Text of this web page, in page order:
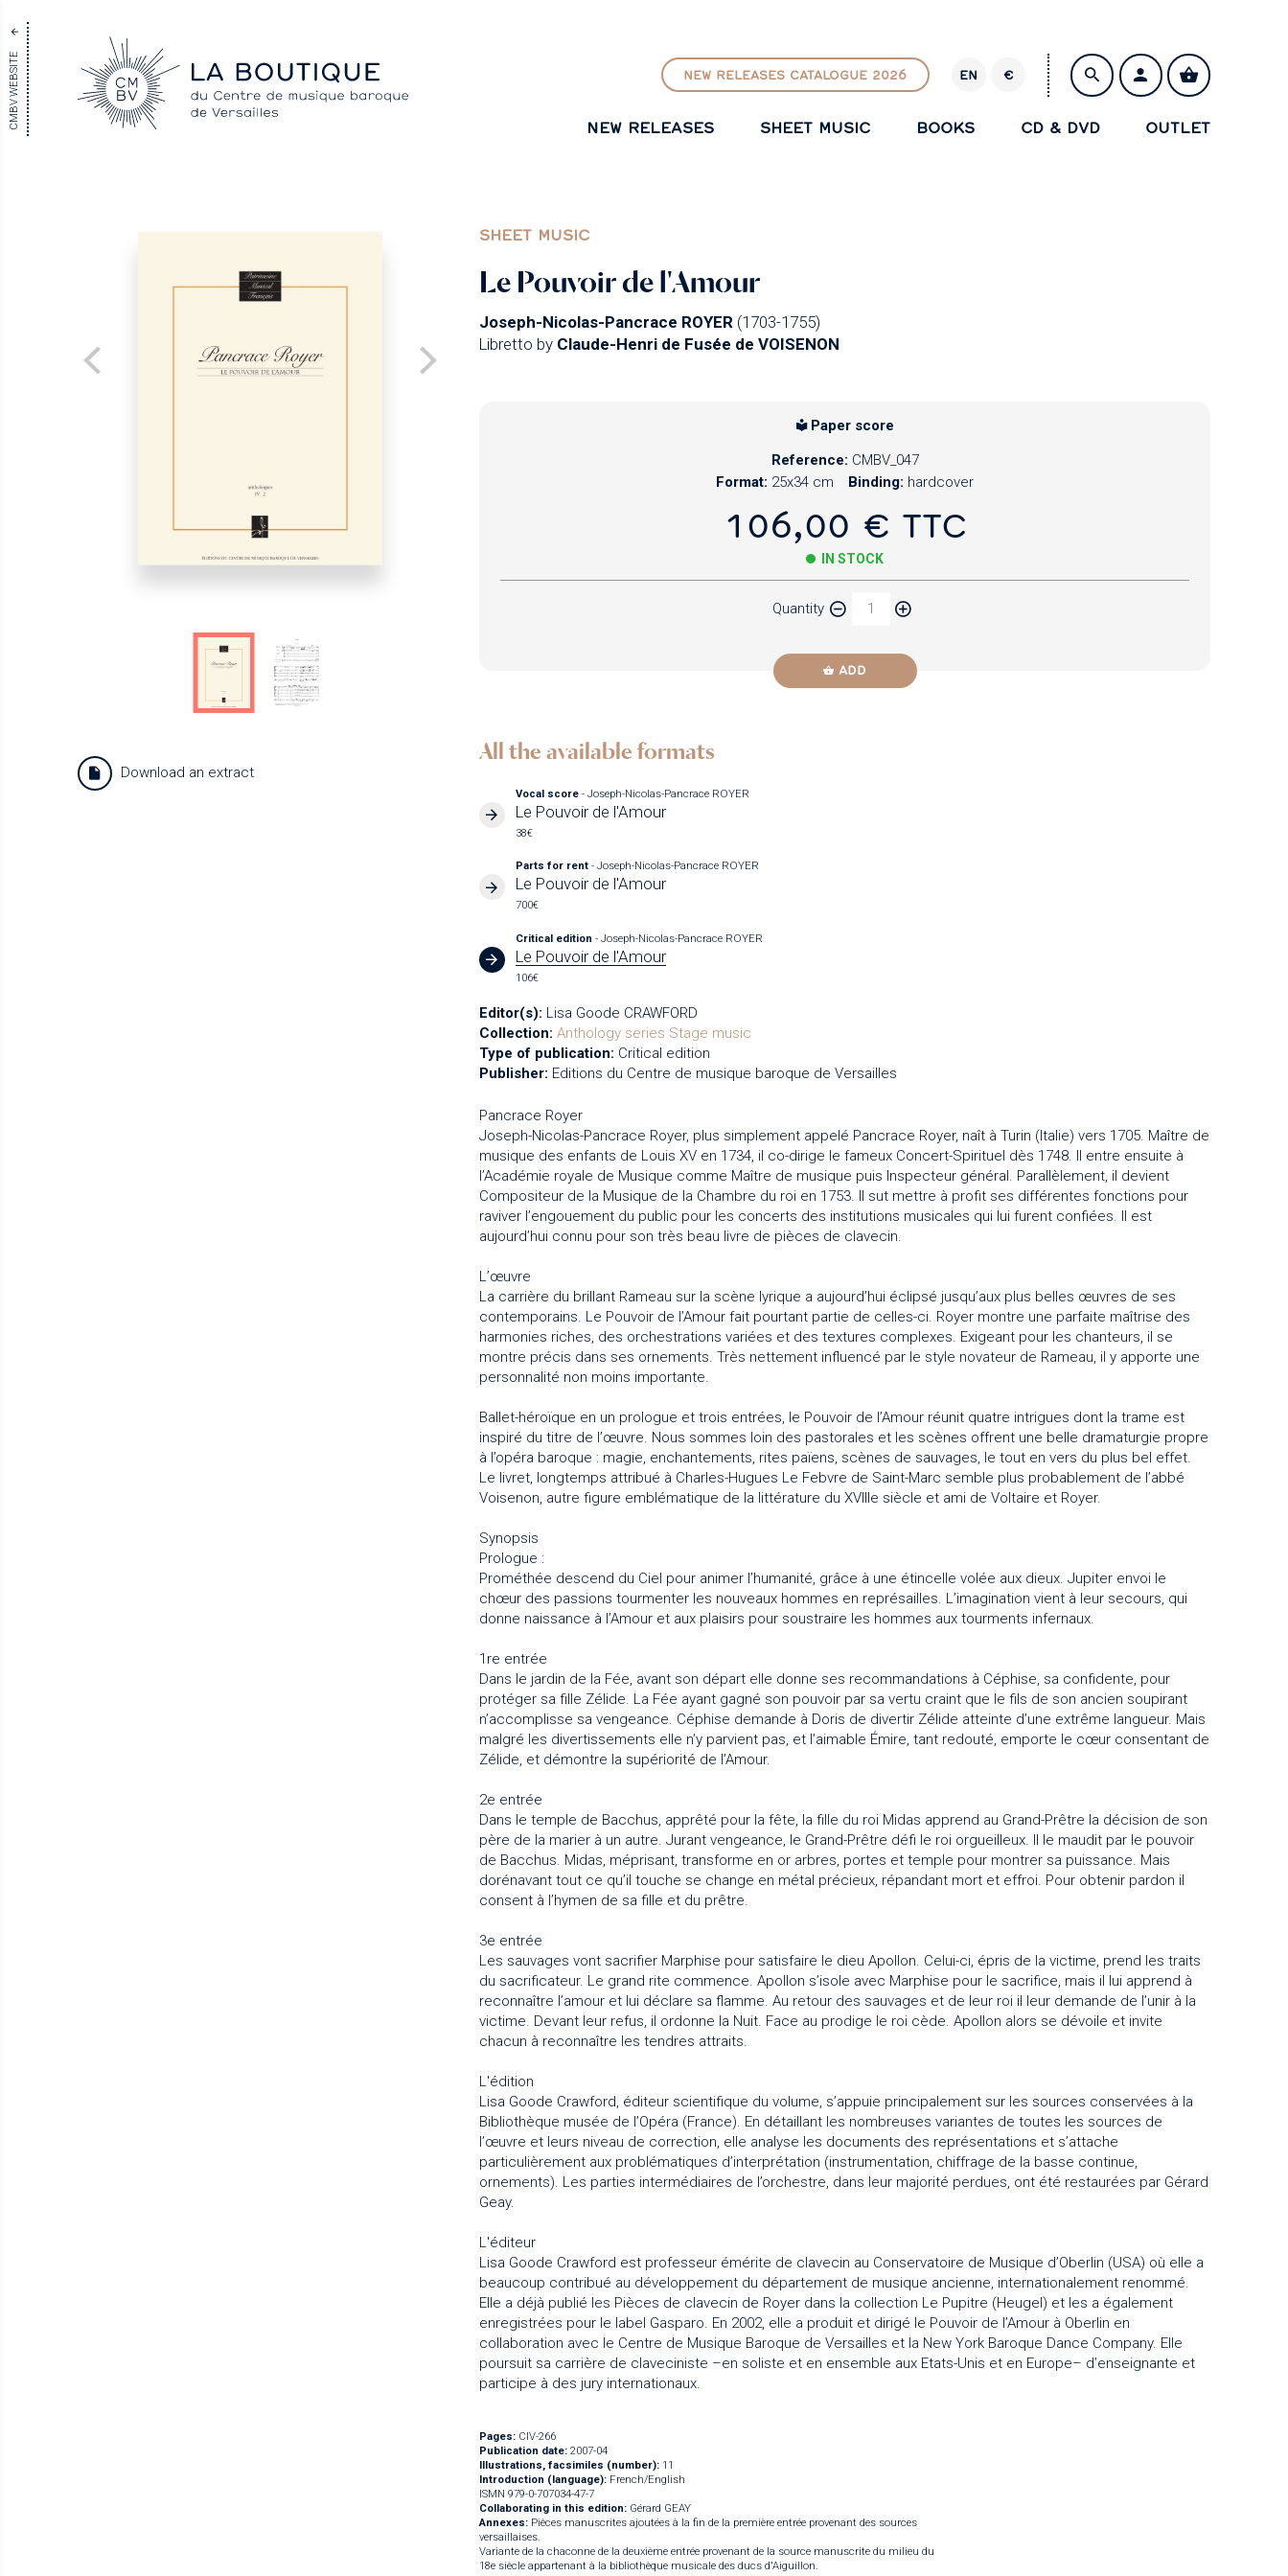
CMBV WEBSITE NEW RELEASES CATALOGUE 2026 EN
R
€
NEW RELEASES SHEET MUSIC BOOKS CD & DVD OUTLET
SHEET MUSIC
Le Pouvoir de l'Amour
Joseph-Nicolas-Pancrace ROYER (1703-1755)
Libretto by Claude-Henri de Fusée de VOISENON
Download an extract
Paper score
Reference: CMBV_047
Format: 25x34 cm Binding: hardcover
106,00 € TTC
IN STOCK
Quantity
ADD
All the available formats
Vocal score- Joseph-Nicolas-Pancrace ROYER
Le Pouvoir de l'Amour
38€
Parts for rent- Joseph-Nicolas-Pancrace ROYER
Le Pouvoir de l'Amour
700€
Critical edition- Joseph-Nicolas-Pancrace ROYER
Le Pouvoir de l'Amour
106€
Editor(s): Lisa Goode CRAWFORD
Collection: Anthology series Stage music
Type of publication: Critical edition
Publisher: Editions du Centre de musique baroque de Versailles
Pancrace Royer
Joseph-Nicolas-Pancrace Royer, plus simplement appelé Pancrace Royer, naît à Turin (Italie) vers 1705. Maître de
musique des enfants de Louis XV en 1734, il co-dirige le fameux Concert-Spirituel dès 1748. Il entre ensuite à
l’Académie royale de Musique comme Maître de musique puis Inspecteur général. Parallèlement, il devient
Compositeur de la Musique de la Chambre du roi en 1753. Il sut mettre à profit ses différentes fonctions pour
raviver l’engouement du public pour les concerts des institutions musicales qui lui furent confiées. Il est
aujourd’hui connu pour son très beau livre de pièces de clavecin.
L’œuvre
La carrière du brillant Rameau sur la scène lyrique a aujourd’hui éclipsé jusqu’aux plus belles œuvres de ses
contemporains. Le Pouvoir de l’Amour fait pourtant partie de celles-ci. Royer montre une parfaite maîtrise des
harmonies riches, des orchestrations variées et des textures complexes. Exigeant pour les chanteurs, il se
montre précis dans ses ornements. Très nettement influencé par le style novateur de Rameau, il y apporte une
personnalité non moins importante.
Ballet-héroïque en un prologue et trois entrées, le Pouvoir de l’Amour réunit quatre intrigues dont la trame est
inspiré du titre de l’œuvre. Nous sommes loin des pastorales et les scènes offrent une belle dramaturgie propre
à l’opéra baroque : magie, enchantements, rites païens, scènes de sauvages, le tout en vers du plus bel effet.
Le livret, longtemps attribué à Charles-Hugues Le Febvre de Saint-Marc semble plus probablement de l’abbé
Voisenon, autre figure emblématique de la littérature du XVIIIe siècle et ami de Voltaire et Royer.
Synopsis
Prologue :
Prométhée descend du Ciel pour animer l’humanité, grâce à une étincelle volée aux dieux. Jupiter envoi le
chœur des passions tourmenter les nouveaux hommes en représailles. L’imagination vient à leur secours, qui
donne naissance à l’Amour et aux plaisirs pour soustraire les hommes aux tourments infernaux.
1re entrée
Dans le jardin de la Fée, avant son départ elle donne ses recommandations à Céphise, sa confidente, pour
protéger sa fille Zélide. La Fée ayant gagné son pouvoir par sa vertu craint que le fils de son ancien soupirant
n’accomplisse sa vengeance. Céphise demande à Doris de divertir Zélide atteinte d’une extrême langueur. Mais
malgré les divertissements elle n’y parvient pas, et l’aimable Émire, tant redouté, emporte le cœur consentant de
Zélide, et démontre la supériorité de l’Amour.
2e entrée
Dans le temple de Bacchus, apprêté pour la fête, la fille du roi Midas apprend au Grand-Prêtre la décision de son
père de la marier à un autre. Jurant vengeance, le Grand-Prêtre défi le roi orgueilleux. Il le maudit par le pouvoir
de Bacchus. Midas, méprisant, transforme en or arbres, portes et temple pour montrer sa puissance. Mais
dorénavant tout ce qu’il touche se change en métal précieux, répandant mort et effroi. Pour obtenir pardon il
consent à l’hymen de sa fille et du prêtre.
3e entrée
Les sauvages vont sacrifier Marphise pour satisfaire le dieu Apollon. Celui-ci, épris de la victime, prend les traits
du sacrificateur. Le grand rite commence. Apollon s’isole avec Marphise pour le sacrifice, mais il lui apprend à
reconnaître l’amour et lui déclare sa flamme. Au retour des sauvages et de leur roi il leur demande de l’unir à la
victime. Devant leur refus, il ordonne la Nuit. Face au prodige le roi cède. Apollon alors se dévoile et invite
chacun à reconnaître les tendres attraits.
L'édition
Lisa Goode Crawford, éditeur scientifique du volume, s’appuie principalement sur les sources conservées à la
Bibliothèque musée de l’Opéra (France). En détaillant les nombreuses variantes de toutes les sources de
l’œuvre et leurs niveau de correction, elle analyse les documents des représentations et s’attache
particulièrement aux problématiques d’interprétation (instrumentation, chiffrage de la basse continue,
ornements). Les parties intermédiaires de l’orchestre, dans leur majorité perdues, ont été restaurées par Gérard
Geay.
L'éditeur
Lisa Goode Crawford est professeur émérite de clavecin au Conservatoire de Musique d’Oberlin (USA) où elle a
beaucoup contribué au développement du département de musique ancienne, internationalement renommé.
Elle a déjà publié les Pièces de clavecin de Royer dans la collection Le Pupitre (Heugel) et les a également
enregistrées pour le label Gasparo. En 2002, elle a produit et dirigé le Pouvoir de l’Amour à Oberlin en
collaboration avec le Centre de Musique Baroque de Versailles et la New York Baroque Dance Company. Elle
poursuit sa carrière de claveciniste –en soliste et en ensemble aux Etats-Unis et en Europe– d’enseignante et
participe à des jury internationaux.
Pages: CIV-266
Publication date: 2007-04
Illustrations, facsimiles (number): 11
Introduction (language): French/English
ISMN 979-0-707034-47-7
Collaborating in this edition: Gérard GEAY
Annexes:Pièces manuscrites ajoutées à la fin de la première entrée provenant des sources
versaillaises.
Variante de la chaconne de la deuxième entrée provenant de la source manuscrite du milieu du
18e siècle appartenant à la bibliothèque musicale des ducs d'Aiguillon.